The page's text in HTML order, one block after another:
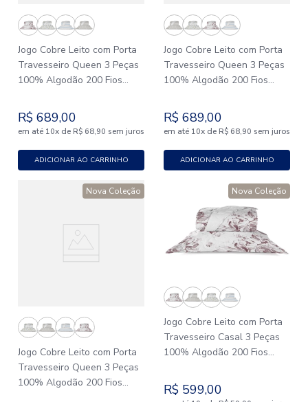
Jogo Cobre Leito com Porta
Travesseiro Queen 3 Peças
100% Algodão 200 Fios
R$ 689,00
em até 10x de R$ 68,90 sem juros
ADICIONAR AO CARRINHO
Jogo Cobre Leito com Porta
Travesseiro Queen 3 Peças
100% Algodão 200 Fios
R$ 689,00
em até 10x de R$ 68,90 sem juros
ADICIONAR AO CARRINHO
Nova Coleção
Jogo Cobre Leito com Porta
Travesseiro Queen 3 Peças
100% Algodão 200 Fios
Nova Coleção
Jogo Cobre Leito com Porta
Travesseiro Casal 3 Peças
100% Algodão 200 Fios
R$ 599,00